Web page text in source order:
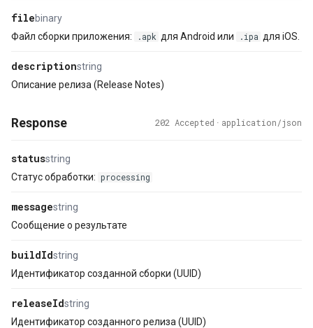
filebinary
Файл сборки приложения:
.apk для Android или .ipa для iOS.
descriptionstring
Описание релиза (Release Notes)
Response 202 Accepted · application/json
statusstring
Статус обработки: processing
messagestring
Сообщение о результате
buildIdstring
Идентификатор созданной сборки (UUID)
releaseIdstring
Идентификатор созданного релиза (UUID)